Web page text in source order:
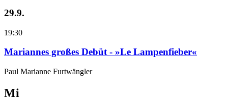
29.9.
19:30
Mariannes großes Debüt - »Le Lampenfieber«
Paul Marianne Furtwängler
Mi